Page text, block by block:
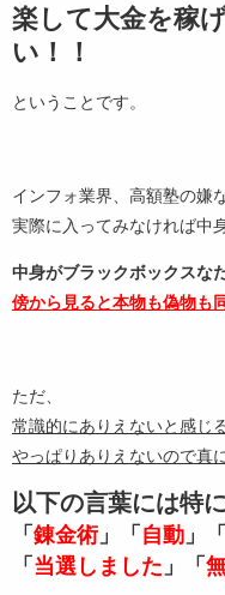
楽して大金を稼
い！！
ということです。
インフォ業界、高額塾の嫌
実際に入ってみなければ中
中身がブラックボックスな
傍から見ると本物も偽物も
ただ、
常識的にありえないと感じ
やっぱりありえないので真
以下の言葉には特
「 錬金術」「 自動 」「
「 当選しました 」「